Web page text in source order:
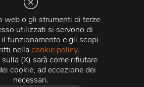
web o gli strumenti di terze
utilizzati si servono di
funzionamento e gli scopi
nellacookie policy.
(X) sarà come rifiutare
cookie, ad eccezione dei
necessari.
della Libertà 20066 Melzo (MI)
R.E.A di Milano n. 1427910
di Milano n. 338392 -
11015840157 | Capitale Sociale
500.000,00 i.v.
S.r.l. 2026 © Tutti i diritti
riservati.